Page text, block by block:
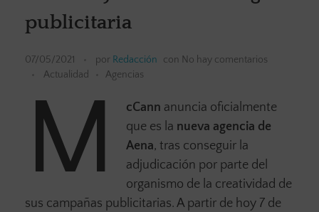
publicitaria
07/05/2021 por Redacción con No hay comentarios
Actualidad
Agencias
M cCann anuncia oficialmente
que es la nueva agencia de
Aena, tras conseguir la
adjudicación por parte del
organismo de la creatividad de
sus campañas publicitarias. A partir de hoy 7 de